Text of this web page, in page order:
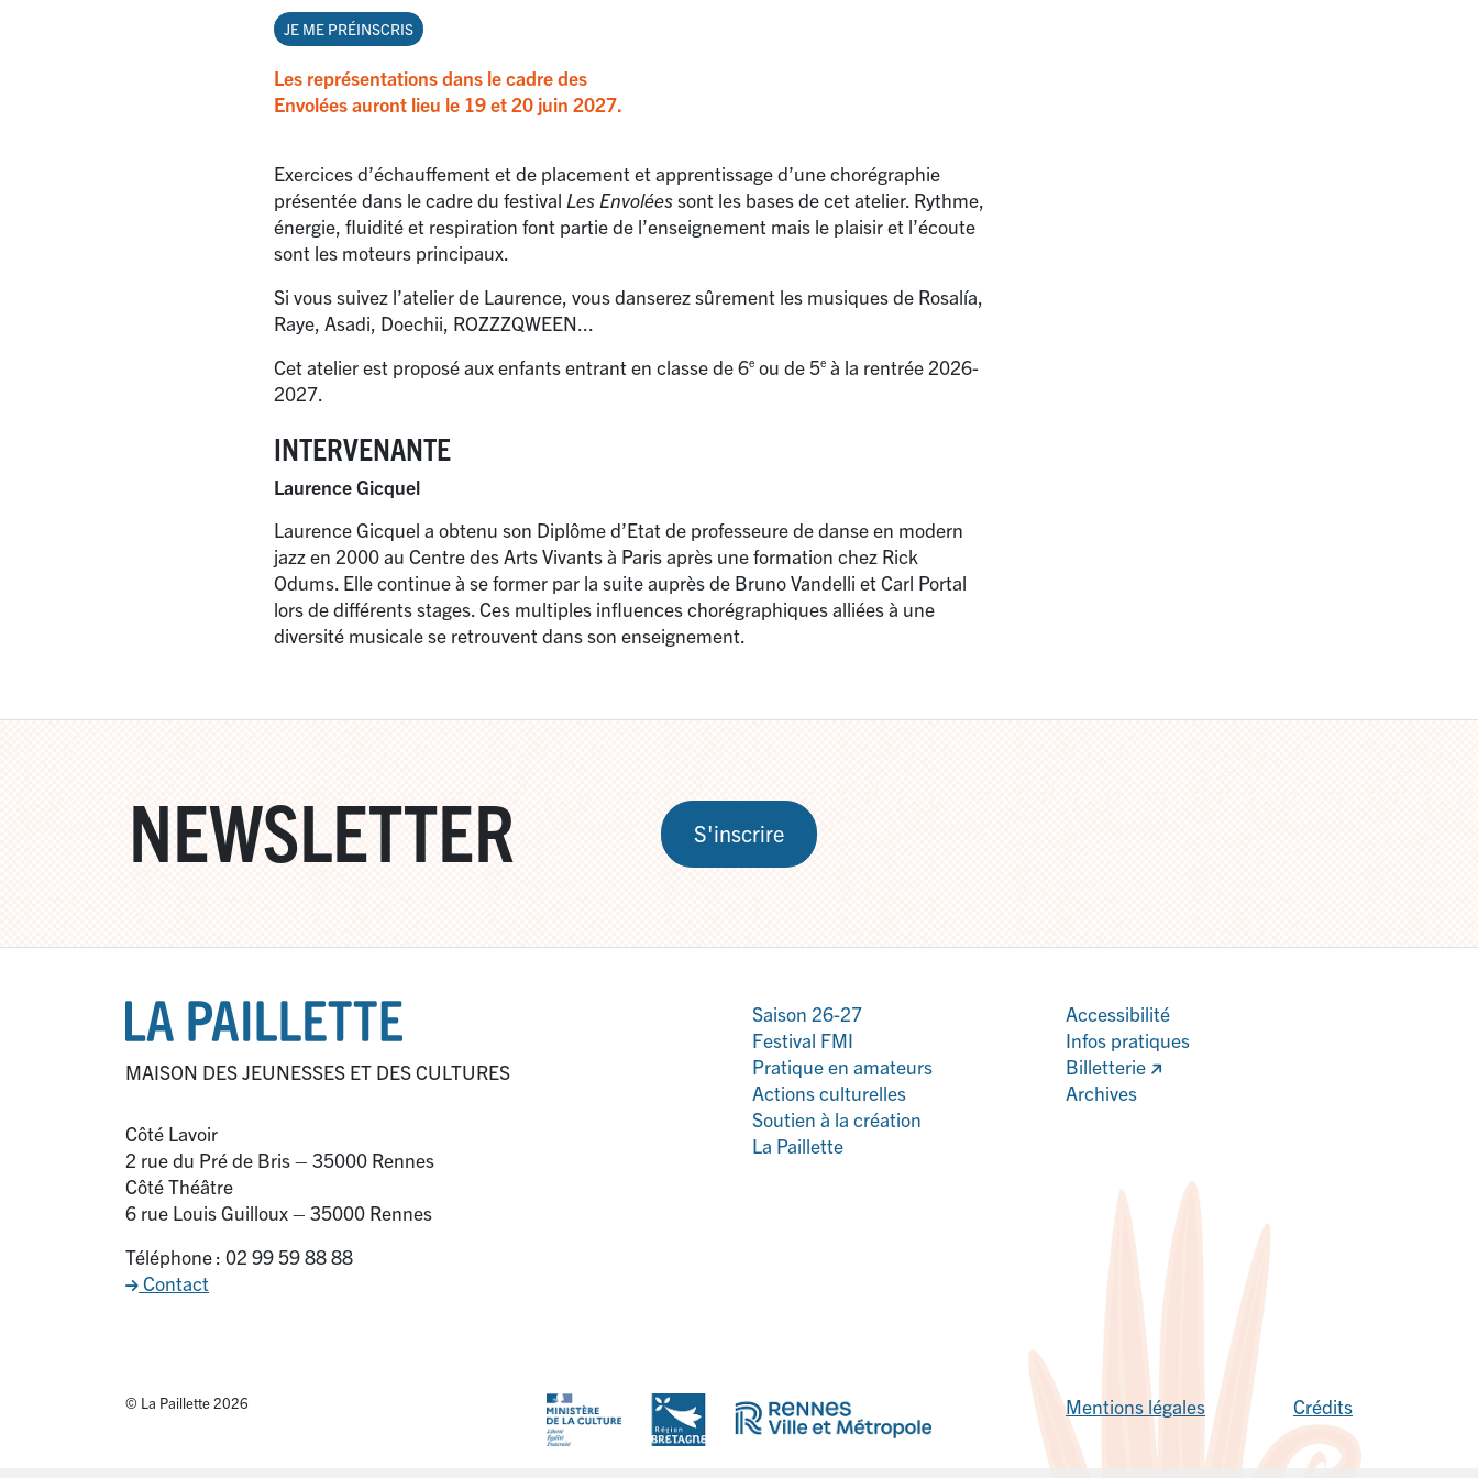
JE ME PRÉINSCRIS
Les représentations dans le cadre des
Envolées auront lieu le 19 et 20 juin 2027.
Exercices d’échauffement et de placement et apprentissage d’une chorégraphie
présentée dans le cadre du festival Les Envoléessont les bases de cet atelier. Rythme,
énergie, fluidité et respiration font partie de l’enseignement mais le plaisir et l’écoute
sont les moteurs principaux.
Si vous suivez l’atelier de Laurence, vous danserez sûrement les musiques de Rosalía,
Raye, Asadi, Doechii, ROZZZQWEEN...
Cet atelier est proposé aux enfants entrant en classe de 6eou de 5eà la rentrée 2026-
2027.
INTERVENANTE
Laurence Gicquel
Laurence Gicquel a obtenu son Diplôme d’Etat de professeure de danse en modern
jazz en 2000 au Centre des Arts Vivants à Paris après une formation chez Rick
Odums. Elle continue à se former par la suite auprès de Bruno Vandelli et Carl Portal
lors de différents stages. Ces multiples influences chorégraphiques alliées à une
diversité musicale se retrouvent dans son enseignement.
NEWSLETTER S'inscrire
MAISON DES JEUNESSES ET DES CULTURES
Côté Lavoir
2 rue du Pré de Bris – 35000 Rennes
Côté Théâtre
6 rue Louis Guilloux – 35000 Rennes
Téléphone : 02 99 59 88 88
Contact
Saison 26-27
Festival FMI
Pratique en amateurs
Actions culturelles
Soutien à la création
La Paillette
Accessibilité
Infos pratiques
Billetterie
Archives
© La Paillette 2026 Mentions légales Crédits